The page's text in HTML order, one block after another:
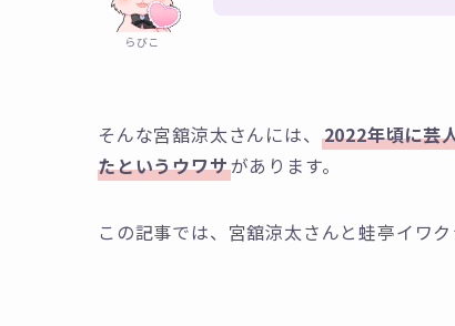
らびこ
そんな宮舘涼太さんには、 2022年頃に芸
たというウワサがあります。
この記事では、宮舘涼太さんと蛙亭イワ